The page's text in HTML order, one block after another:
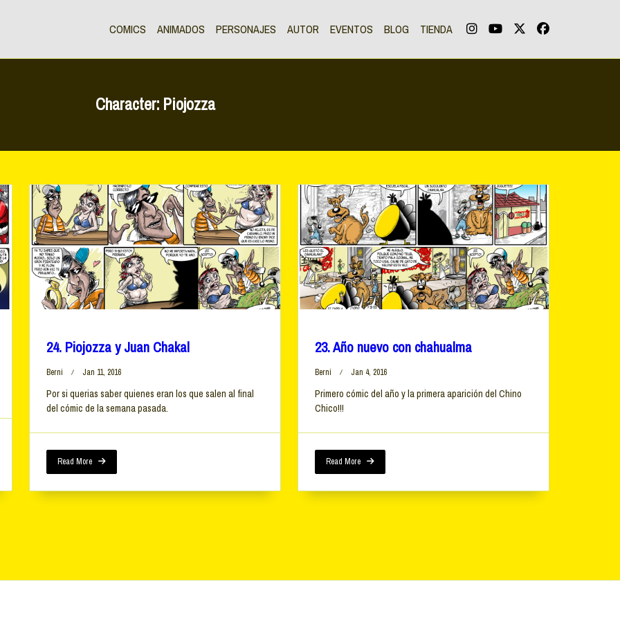
COMICS ANIMADOS PERSONAJES AUTOR EVENTOS BLOG TIENDA
Character: Piojozza
24. Piojozza y Juan Chakal
Berni Jan 11, 2016
Por si querias saber quienes eran los que salen al final
del cómic de la semana pasada.
Read More
23. Año nuevo con chahualma
Berni Jan 4, 2016
Primero cómic del año y la primera aparición del Chino
Chico!!!
Read More